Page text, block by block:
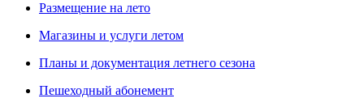
Размещение на лето
Магазины и услуги летом
Планы и документация летнего сезона
Пешеходный абонемент